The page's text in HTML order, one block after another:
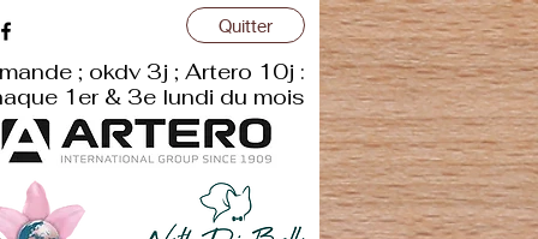
Quitter
; okdv 3j ; Artero 10j :
1er & 3e lundi du mois